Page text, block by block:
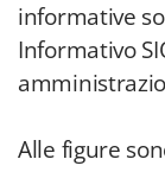
informative
Informativo
Alle figure